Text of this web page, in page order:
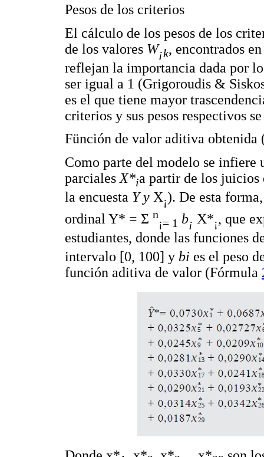
Pesos de los criterios
El cálculo de los pesos de los
de los valores W¡k, encontrados
reflejan la importancia dada por
ser igual a 1 (Grigoroudis &
es el que tiene mayor
criterios y sus pesos respectivos
Fünción de valor aditiva obtenida
Como parte del modelo se
parciales X*ia partir de los juicios
la encuesta Y y X¡). De esta
ordinal Y* = Σ n
¡= 1 b¡ X*¡, que
estudiantes, donde las funciones
intervalo [0, 100] y bi es el peso
función aditiva de valor (Fórmula